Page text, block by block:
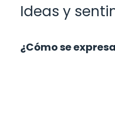
Ideas y
¿Cómo se